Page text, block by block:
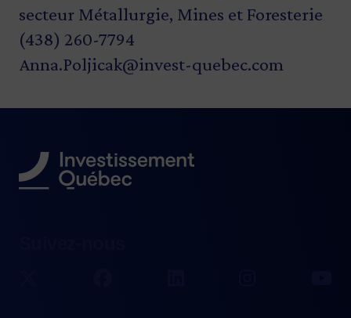
secteur Métallurgie, Mines et Foresterie
(438) 260-7794
Anna.Poljicak@invest-quebec.com